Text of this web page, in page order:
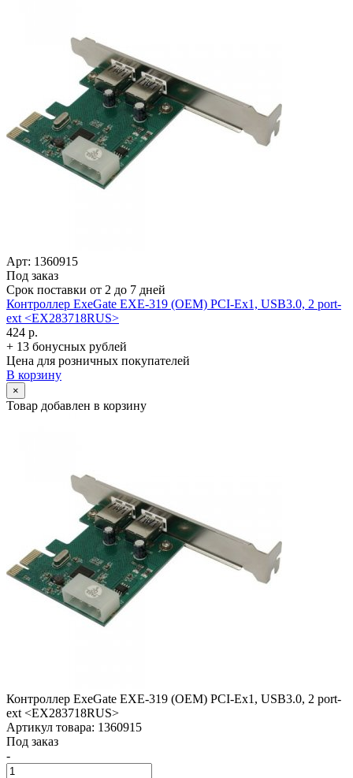
Арт: 1360915
Под заказ
Срок поставки от 2 до 7 дней
Контроллер ExeGate EXE-319 (OEM) PCI-Ex1, USB3.0, 2 port-
ext <EX283718RUS>
424 р.
+ 13 бонусных рублей
Цена для розничных покупателей
В корзину
×
Товар добавлен в корзину
Контроллер ExeGate EXE-319 (OEM) PCI-Ex1, USB3.0, 2 port-
ext <EX283718RUS>
Артикул товара: 1360915
Под заказ
-